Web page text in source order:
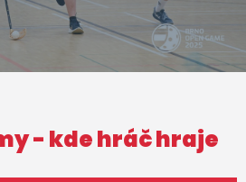
- kde hráč hraje